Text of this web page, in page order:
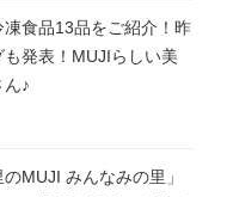
食品13品をご紹介！昨
発表！MUJIらしい美
♪
MUJI みんなみの里」